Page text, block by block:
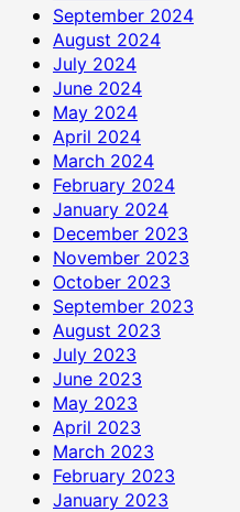
September 2024
August 2024
July 2024
June 2024
May 2024
April 2024
March 2024
February 2024
January 2024
December 2023
November 2023
October 2023
September 2023
August 2023
July 2023
June 2023
May 2023
April 2023
March 2023
February 2023
January 2023